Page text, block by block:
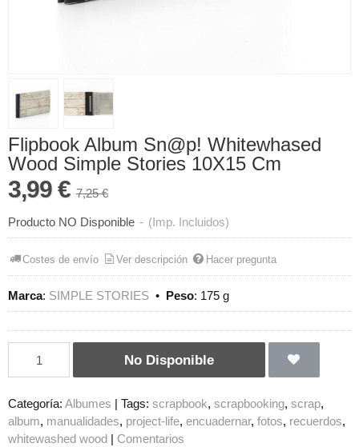
Flipbook Album Sn@p! Whitewhased
Wood Simple Stories 10X15 Cm
3,99 € 7,25 €
Producto NO Disponible - (Imp. Incluidos)
Costes de envío Ver descripción Hacer pregunta
Marca: SIMPLE STORIES • Peso: 175 g
No Disponible
Categoría: Albumes | Tags: scrapbook scrapbooking scrap
album manualidades project-life encuadernar fotos recuerdos
whitewashed wood | Comentarios